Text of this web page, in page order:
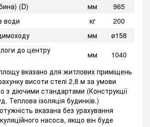
(D)
мм
965
води
кг
200
мм
ø158
до центру
мм
1040
вказано для житлових приміщень
висоти стелі 2,8 м за умови
з діючими стандартами (Конструкції
Теплова ізоляція будинків.)
вказана без урахування
насоса, якщо він буде